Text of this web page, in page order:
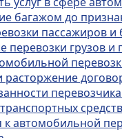
багажом до
пассажиров
перевозки грузов
расторжение
к автомобильной